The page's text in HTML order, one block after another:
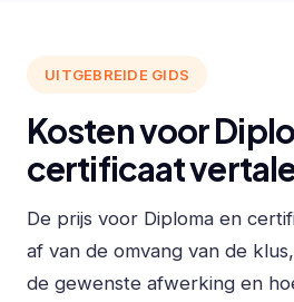
UITGEBREIDE GIDS
Kosten voor
certificaat
De prijs voor Diploma en
af van de omvang van de
de gewenste afwerking en